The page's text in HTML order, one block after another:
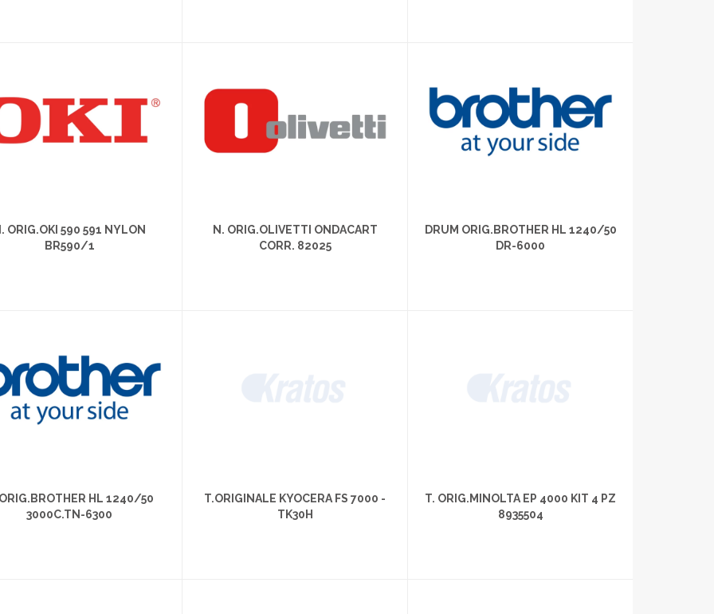
ORIG.OKI 590 591 NYLON
BR590/1
N. ORIG.OLIVETTI ONDACART
CORR. 82025
DRUM ORIG.BROTHER HL 1240/50
DR-6000
HL 1240/50
3000C.TN-6300
T.ORIGINALE KYOCERA FS 7000 -
TK30H
T. ORIG.MINOLTA EP 4000 KIT 4 PZ
8935504